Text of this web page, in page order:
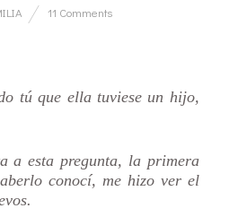
11 Comments
tú que ella tuviese un hijo,
a esta pregunta, la primera
conocí, me hizo ver el